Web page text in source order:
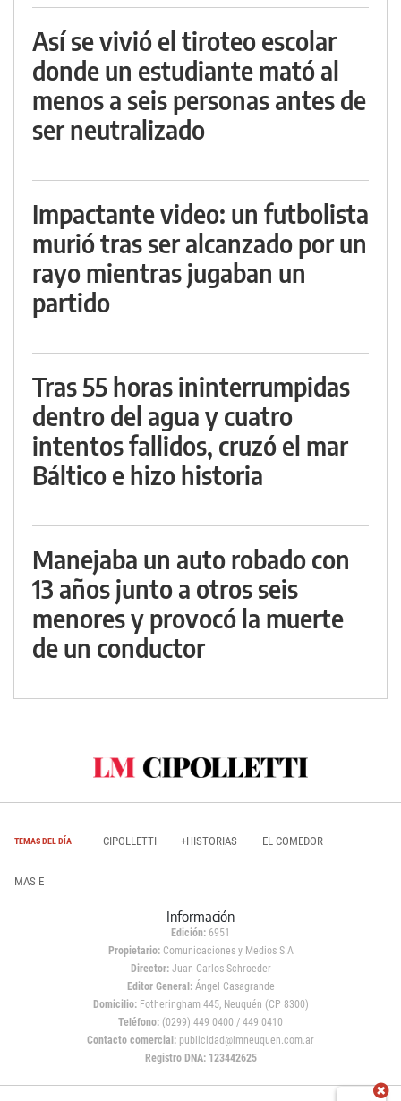
Así se vivió el tiroteo escolar
donde un estudiante mató al
menos a seis personas antes de
ser neutralizado
Impactante video: un futbolista
murió tras ser alcanzado por un
rayo mientras jugaban un
partido
Tras 55 horas ininterrumpidas
dentro del agua y cuatro
intentos fallidos, cruzó el mar
Báltico e hizo historia
Manejaba un auto robado con
13 años junto a otros seis
menores y provocó la muerte
de un conductor
TEMAS DEL DÍA CIPOLLETTI +HISTORIAS EL COMEDOR
MAS E
Información
Edición: 6951
Propietario:Comunicaciones y Medios S.A
Director: Juan Carlos Schroeder
Editor General:Ángel Casagrande
Domicilio:Fotheringham 445, Neuquén (CP 8300)
Teléfono: (0299) 449 0400 / 449 0410
Contacto comercial: publicidad@lmneuquen.com.ar
Registro DNA: 123442625